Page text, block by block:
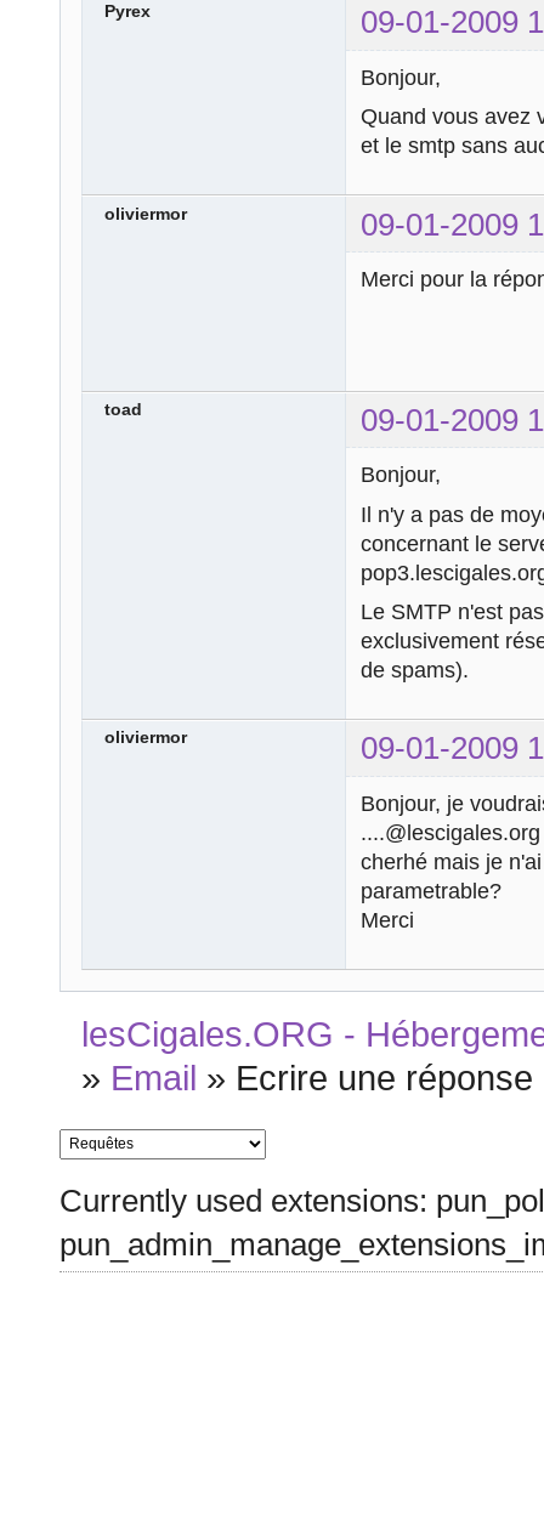
Pyrex 09-01-2009
Bonjour,
Quand vous avez
et le smtp sans
oliviermor 09-01-2009
Merci pour la
toad 09-01-2009
Bonjour,
Il n'y a pas de
concernant le
Le SMTP n'est
exclusivement
de spams).
oliviermor 09-01-2009
Bonjour, je
cherhé mais je
parametrable?
Merci
lesCigales.ORG -
» Email » Ecrire une réponse
Currently used extensions: